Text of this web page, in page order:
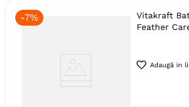
-7%
Vitakraft
Feather
Adaugă in